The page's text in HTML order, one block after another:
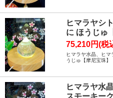
ヒマラヤシ
に ほうじゅ
75,210円(税
ヒマラヤ水晶、ヒ
うじゅ【摩尼宝珠】
ヒマラヤ水
スモーキー